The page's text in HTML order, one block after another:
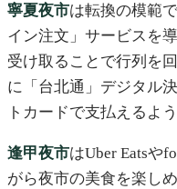
寧夏夜市は転換の模範
イン注文」サービスを
受け取ることで行列を
に「台北通」デジタル
トカードで支払えるよ
逢甲夜市はUber Eatsや
がら夜市の美食を楽し